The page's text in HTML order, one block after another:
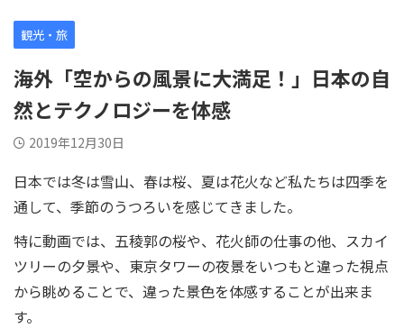
観光・旅
海外「空からの風景に大満足！」日本の自
然とテクノロジーを体感
2019年12月30日
日本では冬は雪山、春は桜、夏は花火など私たちは四季を
通して、季節のうつろいを感じてきました。
特に動画では、五稜郭の桜や、花火師の仕事の他、スカイ
ツリーの夕景や、東京タワーの夜景をいつもと違った視点
から眺めることで、違った景色を体感することが出来ま
す。